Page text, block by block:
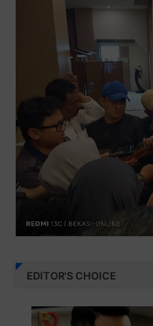
EDITOR'S CHOICE